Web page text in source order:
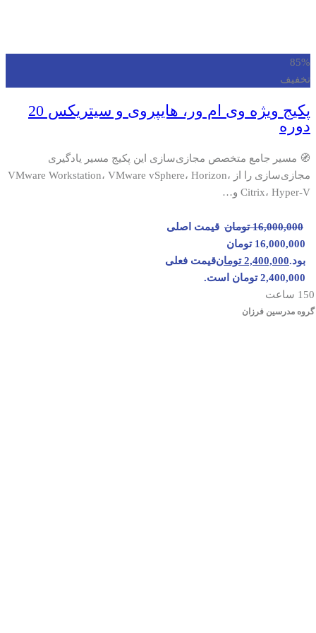
85%
تخفیف
پکیج ویژه وی ام ور، هایپروی و سیتریکس 20
دوره
🧭 مسیر جامع متخصص مجازی‌سازی این پکیج مسیر یادگیری
مجازی‌سازی را از VMware Workstation، VMware vSphere، Horizon،
Citrix، Hyper-V و…
16,000,000 تومان قیمت اصلی
16,000,000 تومان
بود.2,400,000 تومانقیمت فعلی
2,400,000 تومان است.
150 ساعت
گروه مدرسین فرزان